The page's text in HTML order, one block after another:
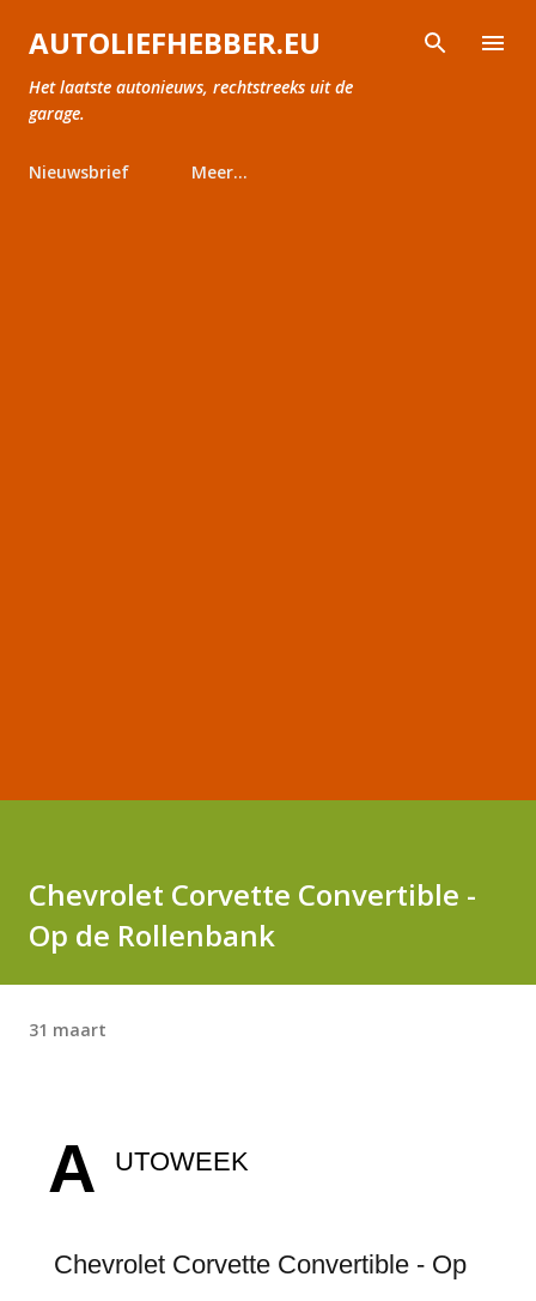
Doorgaan naar hoofdcontent
AUTOLIEFHEBBER.EU
Het laatste autonieuws, rechtstreeks uit de
garage.
Nieuwsbrief Meer…
Chevrolet Corvette Convertible -
Op de Rollenbank
31 maart
A UTOWEEK
Chevrolet Corvette Convertible - Op